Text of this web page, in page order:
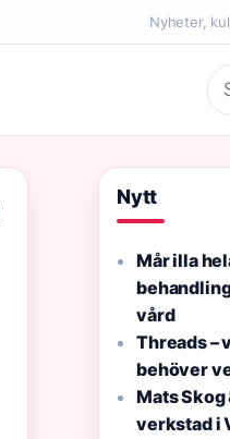
Nyheter,
Sök
Nytt
Mår illa
vård
Threads –
behöver
Mats Skog
verkstad i